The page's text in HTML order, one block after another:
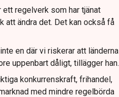
regelverk som har tjänat
att ändra det. Det kan också få
en där vi riskerar att länderna
uppenbart dåligt, tillägger han.
konkurrenskraft, frihandel,
med mindre regelbörda